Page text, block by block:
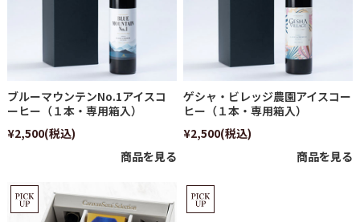
ブルーマウンテンNo.1アイスコ
ーヒー（１本・専用箱入）
¥2,500(税込)
商品を見る
ゲシャ・ビレッジ農園アイスコー
ヒー（１本・専用箱入）
¥2,500(税込)
商品を見る